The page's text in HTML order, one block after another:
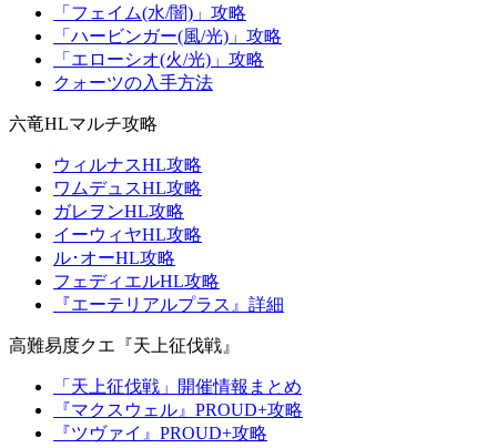
「フェイム(水/闇)」攻略
「ハービンガー(風/光)」攻略
「エローシオ(火/光)」攻略
クォーツの入手方法
六竜HLマルチ攻略
ウィルナスHL攻略
ワムデュスHL攻略
ガレヲンHL攻略
イーウィヤHL攻略
ル･オーHL攻略
フェディエルHL攻略
『エーテリアルプラス』詳細
高難易度クエ『天上征伐戦』
「天上征伐戦」開催情報まとめ
『マクスウェル』PROUD+攻略
『ツヴァイ』PROUD+攻略